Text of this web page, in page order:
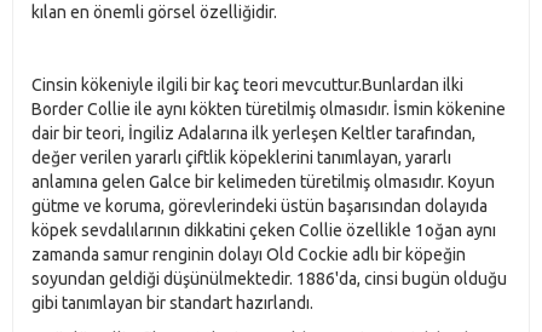
kılan en önemli görsel özelliğidir.
Cinsin kökeniyle ilgili bir kaç teori mevcuttur.Bunlardan ilki
Border Collie ile aynı kökten türetilmiş olmasıdır. İsmin kökenine
dair bir teori, İngiliz Adalarına ilk yerleşen Keltler tarafından,
değer verilen yararlı çiftlik köpeklerini tanımlayan, yararlı
anlamına gelen Galce bir kelimeden türetilmiş olmasıdır. Koyun
gütme ve koruma, görevlerindeki üstün başarısından dolayıda
köpek sevdalılarının dikkatini çeken Collie özellikle 1oğan aynı
zamanda samur renginin dolayı Old Cockie adlı bir köpeğin
soyundan geldiği düşünülmektedir. 1886'da, cinsi bugün olduğu
gibi tanımlayan bir standart hazırlandı.